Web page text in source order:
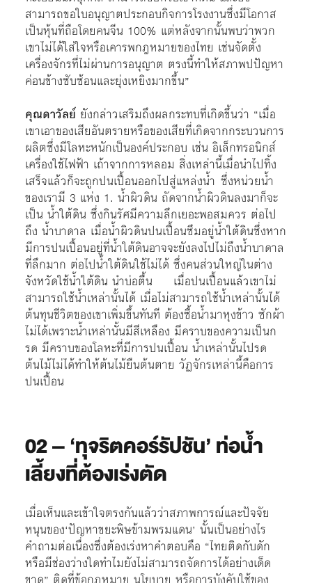
สามารถขอใบอนุญาตประกอบกิจการโรงงานซึ่งมีโอกาส
เป็นหุ้นที่ถือโดยคนจีน 100% แต่หลังจากนั้นพบว่าพวก
เขาไม่ได้ใส่ใจหรือเคารพกฎหมายของไทย เช่นจัดตั้ง
เครื่องจักรที่ไม่ผ่านการอนุญาต ตรงนี้ทำให้สภาพปปัญหา
ค่อนข้างซับซ้อนและยุ่งเหยิงมากขึ้น”
คุณดาวัลย์ ยังกล่าวเสริมถึงผลกระทบที่เกิดขึ้นว่า “เมื่อ
เขาเอาของเสียอันตรายหรือของเสียที่เกิดจากกระบวนการ
ผลิตซึ่งมีโลหะหนักเป็นองค์ประกอบ เช่น อิเล็กทรอนิกส์
เครื่องใช้ไฟฟ้า เถ้าจากการหลอม สิ่งเหล่านี้เมื่อนำไปทิ้ง
เสร็จแล้วก็จะถูกปนเปื้อนออกไปสู่แหล่งน้ำ ซึ่งหน่วยน้ำ
ของเรามี 3 แห่ง 1. น้ำผิวดิน ถัดจากน้ำผิวดินลงมาก็จะ
เป็น น้ำใต้ดิน ซึ่งกินรัศมีความลึกเยอะพอสมควร ต่อไป
ถึง น้ำบาดาล เมื่อน้ำผิวดินปนเปื้อนซึมอยู่น้ำใต้ดินซึ่งหาก
มีการปนเปื้อนอยู่ที่น้ำใต้ดินอาจจะยังลงไปไม่ถึงน้ำบาดาล
ที่ลึกมาก ต่อไปน้ำใต้ดินใช้ไม่ได้ ซึ่งคนส่วนใหญ่ในต่าง
จังหวัดใช้น้ำใต้ดิน นำบ่อตื้น เมื่อปนเปื้อนแล้วเขาไม่
สามารถใช้น้ำเหล่านั้นได้ เมื่อไม่สามารถใช้น้ำเหล่านั้นได้
ต้นทุนชีวิตของเขาเพิ่มขึ้นทันที ต้องซื้อน้ำมาหุงข้าว ซักผ้า
ไม่ได้เพราะน้ำเหล่านั้นมีสีเหลือง มีคราบของความเป็นก
รด มีคราบของโลหะที่มีการปนเปื้อน น้ำเหล่านั้นไปรด
ต้นไม้ไม่ได้ทำให้ต้นไม้ยืนต้นตาย วัฏจักรเหล่านี้คือการ
ปนเปื้อน
02 – ‘ทุจริตคอร์รัปชัน’ ท่อน้ำ
เลี้ยงที่ต้องเร่งตัด
เมื่อเห็นและเข้าใจตรงกันแล้วว่าสภาพการณ์และปัจจัย
หนุนของ‘ปัญหาขยะพิษข้ามพรมแดน’ นั้นเป็นอย่างไร
คำถามต่อเนื่องซึ่งต้องเร่งหาคำตอบคือ “ไทยติดกับดัก
หรือมีช่องว่างใดทำไมยังไม่สามารถจัดการได้อย่างเด็ด